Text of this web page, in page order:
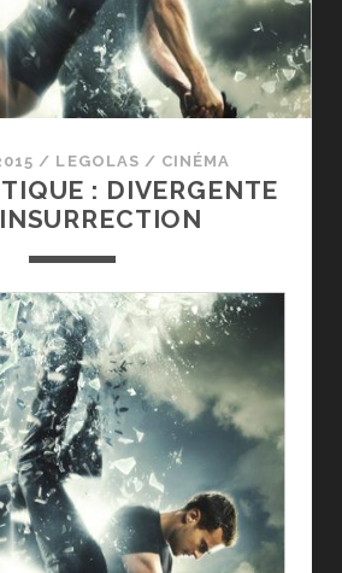
/ LEGOLAS / CINÉMA
: DIVERGENTE